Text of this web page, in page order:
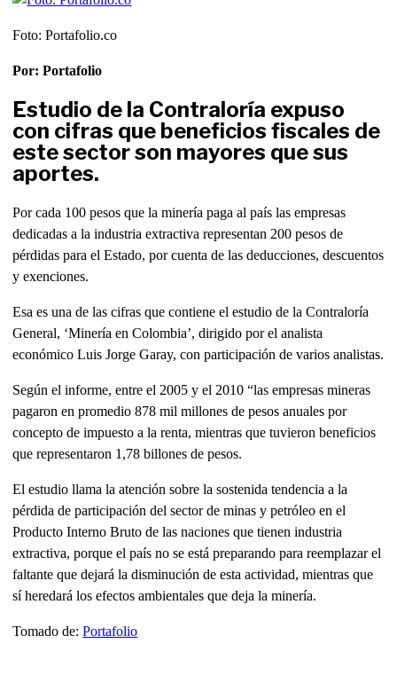
Foto: Portafolio.co
Por: Portafolio
Estudio de la Contraloría expuso
con cifras que beneficios fiscales de
este sector son mayores que sus
aportes.
Por cada 100 pesos que la minería paga al país las empresas
dedicadas a la industria extractiva representan 200 pesos de
pérdidas para el Estado, por cuenta de las deducciones, descuentos
y exenciones.
Esa es una de las cifras que contiene el estudio de la Contraloría
General, ‘Minería en Colombia’, dirigido por el analista
económico Luis Jorge Garay, con participación de varios analistas.
Según el informe, entre el 2005 y el 2010 “las empresas mineras
pagaron en promedio 878 mil millones de pesos anuales por
concepto de impuesto a la renta, mientras que tuvieron beneficios
que representaron 1,78 billones de pesos.
El estudio llama la atención sobre la sostenida tendencia a la
pérdida de participación del sector de minas y petróleo en el
Producto Interno Bruto de las naciones que tienen industria
extractiva, porque el país no se está preparando para reemplazar el
faltante que dejará la disminución de esta actividad, mientras que
sí heredará los efectos ambientales que deja la minería.
Tomado de:Portafolio